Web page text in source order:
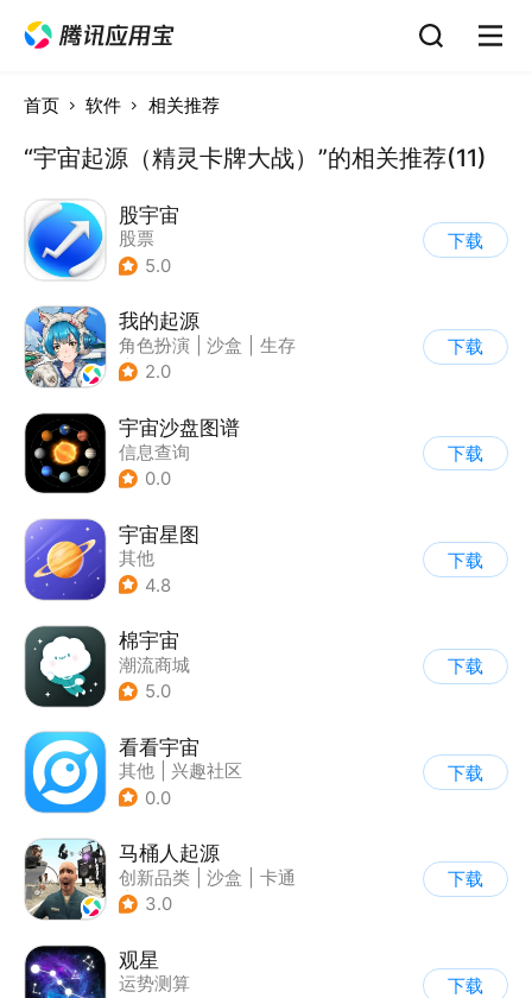
首页 软件 相关推荐
“宇宙起源（精灵卡牌大战）”的相关推荐(11)
股宇宙
股票
5.0
下载
我的起源
角色扮演 沙盒
生存
| 开放世界
2.0
下载
宇宙沙盘图谱
信息查询
0.0
下载
宇宙星图
其他
4.8
下载
棉宇宙
潮流商城
5.0
下载
看看宇宙
其他
兴趣社区
0.0
下载
马桶人起源
创新品类 沙盒
卡通
| 建造
3.0
下载
观星
运势测算
下载